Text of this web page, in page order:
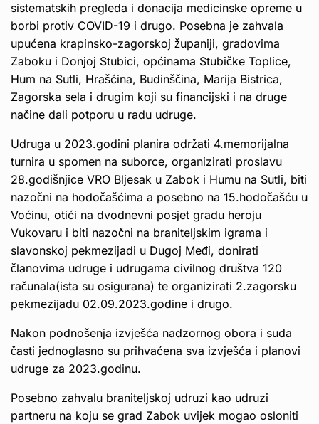
sistematskih pregleda i donacija medicinske opreme u
borbi protiv COVID-19 i drugo. Posebna je zahvala
upućena krapinsko-zagorskoj županiji, gradovima
Zaboku i Donjoj Stubici, općinama Stubičke Toplice,
Hum na Sutli, Hrašćina, Budinščina, Marija Bistrica,
Zagorska sela i drugim koji su financijski i na druge
načine dali potporu u radu udruge.
Udruga u 2023.godini planira održati 4.memorijalna
turnira u spomen na suborce, organizirati proslavu
28.godišnjice VRO Bljesak u Zabok i Humu na Sutli, biti
nazočni na hodočašćima a posebno na 15.hodočašću u
Voćinu, otići na dvodnevni posjet gradu heroju
Vukovaru i biti nazočni na braniteljskim igrama i
slavonskoj pekmezijadi u Dugoj Međi, donirati
članovima udruge i udrugama civilnog društva 120
računala(ista su osigurana) te organizirati 2.zagorsku
pekmezijadu 02.09.2023.godine i drugo.
Nakon podnošenja izvješća nadzornog obora i suda
časti jednoglasno su prihvaćena sva izvješća i planovi
udruge za 2023.godinu.
Posebno zahvalu braniteljskoj udruzi kao udruzi
partneru na koju se grad Zabok uvijek mogao osloniti